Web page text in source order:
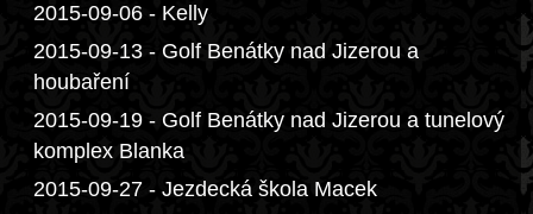
2015-09-06 - Kelly
2015-09-13 - Golf Benátky nad Jizerou a
houbaření
2015-09-19 - Golf Benátky nad Jizerou a tunelový
komplex Blanka
2015-09-27 - Jezdecká škola Macek